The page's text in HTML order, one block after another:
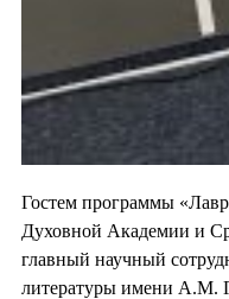
Гостем программы
Духовной Академии и
главный научный
литературы имени А.М.